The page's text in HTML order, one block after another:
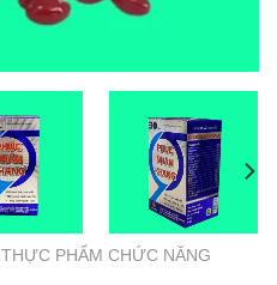
THỰC PHẨM CHỨC NĂNG